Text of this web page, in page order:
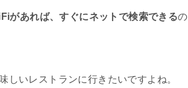
があれば、すぐにネットで検索できるの
いレストランに行きたいですよね。